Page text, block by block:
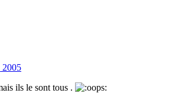
2005
ils le sont tous .